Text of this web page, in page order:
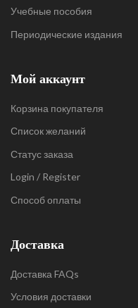
Учебные пособия
Периодические издания
Мой аккаунт
Корзина покупателя
Список желаний
Статус заказа
Login / Register
Способ оплаты
Доставка
Доставка FAQs
Условия доставки